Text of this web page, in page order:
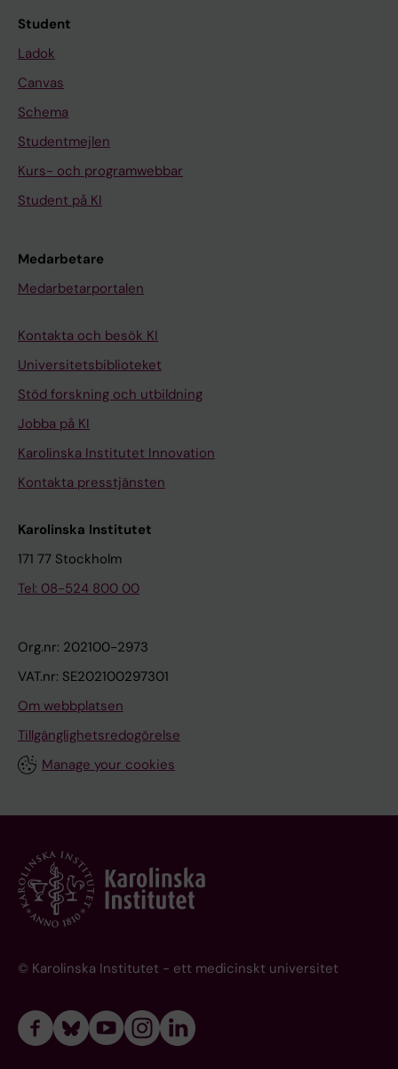
Student
Ladok
Canvas
Schema
Studentmejlen
Kurs- och programwebbar
Student på KI
Medarbetare
Medarbetarportalen
Kontakta och besök KI
Universitetsbiblioteket
Stöd forskning och utbildning
Jobba på KI
Karolinska Institutet Innovation
Kontakta presstjänsten
Karolinska Institutet
171 77 Stockholm
Tel: 08-524 800 00
Org.nr: 202100-2973
VAT.nr: SE202100297301
Om webbplatsen
Tillgänglighetsredogörelse
Manage your cookies
© Karolinska Institutet - ett medicinskt universitet